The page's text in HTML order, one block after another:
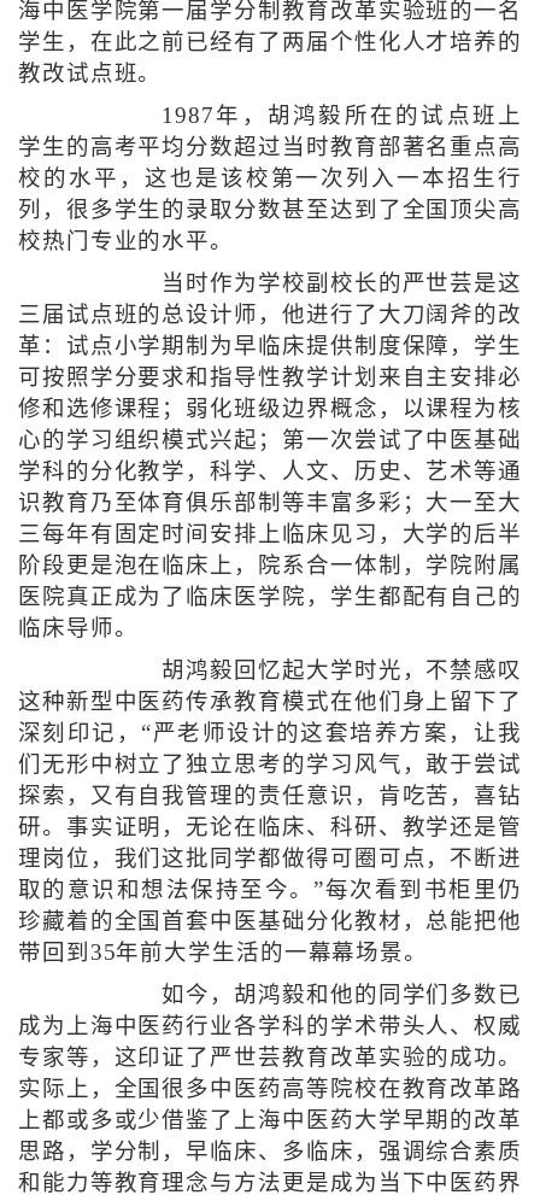
海中医学院第一届学分制教育改革实验班的一名
学生，在此之前已经有了两届个性化人才培养的
教改试点班。
1987年，胡鸿毅所在的试点班上
学生的高考平均分数超过当时教育部著名重点高
校的水平，这也是该校第一次列入一本招生行
列，很多学生的录取分数甚至达到了全国顶尖高
校热门专业的水平。
当时作为学校副校长的严世芸是这
三届试点班的总设计师，他进行了大刀阔斧的改
革：试点小学期制为早临床提供制度保障，学生
可按照学分要求和指导性教学计划来自主安排必
修和选修课程；弱化班级边界概念，以课程为核
心的学习组织模式兴起；第一次尝试了中医基础
学科的分化教学，科学、人文、历史、艺术等通
识教育乃至体育俱乐部制等丰富多彩；大一至大
三每年有固定时间安排上临床见习，大学的后半
阶段更是泡在临床上，院系合一体制，学院附属
医院真正成为了临床医学院，学生都配有自己的
临床导师。
胡鸿毅回忆起大学时光，不禁感叹
这种新型中医药传承教育模式在他们身上留下了
深刻印记，“严老师设计的这套培养方案，让我
们无形中树立了独立思考的学习风气，敢于尝试
探索，又有自我管理的责任意识，肯吃苦，喜钻
研。事实证明，无论在临床、科研、教学还是管
理岗位，我们这批同学都做得可圈可点，不断进
取的意识和想法保持至今。”每次看到书柜里仍
珍藏着的全国首套中医基础分化教材，总能把他
带回到35年前大学生活的一幕幕场景。
如今，胡鸿毅和他的同学们多数已
成为上海中医药行业各学科的学术带头人、权威
专家等，这印证了严世芸教育改革实验的成功。
实际上，全国很多中医药高等院校在教育改革路
上都或多或少借鉴了上海中医药大学早期的改革
思路，学分制，早临床、多临床，强调综合素质
和能力等教育理念与方法更是成为当下中医药界